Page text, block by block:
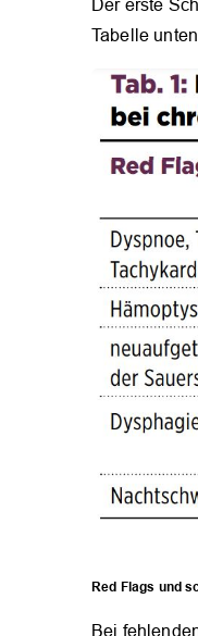
Der erste
Tabelle
Red Flags und
Bei